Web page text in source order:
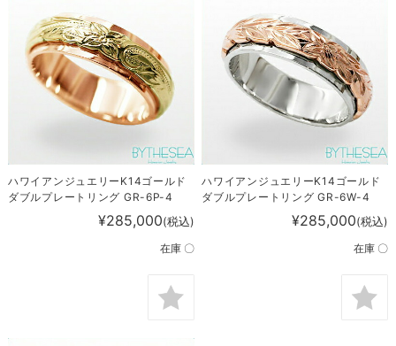
ハワイアンジュエリーK14ゴールド
ダブルプレートリング GR-6P-4
¥285,000(税込)
在庫 〇
ハワイアンジュエリーK14ゴールド
ダブルプレートリング GR-6W-4
¥285,000(税込)
在庫 〇